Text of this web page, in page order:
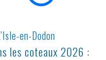
en-Dodon
les coteaux 2026 :